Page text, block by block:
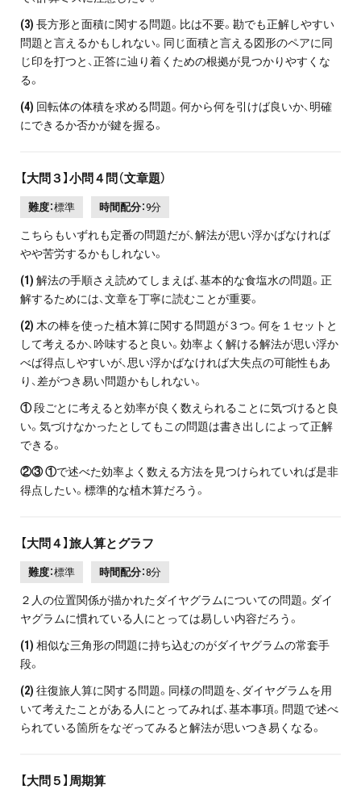
(3) 長方形と面積に関する問題。比は不要。勘でも正解しやすい
問題と言えるかもしれない。同じ面積と言える図形のペアに同
じ印を打つと、正答に辿り着くための根拠が見つかりやすくな
る。
(4) 回転体の体積を求める問題。何から何を引けば良いか、明確
にできるか否かが鍵を握る。
【大問３】小問４問（文章題）
難度：標準 時間配分： 9分
こちらもいずれも定番の問題だが、解法が思い浮かばなければ
やや苦労するかもしれない。
(1) 解法の手順さえ読めてしまえば、基本的な食塩水の問題。正
解するためには、文章を丁寧に読むことが重要。
(2) 木の棒を使った植木算に関する問題が３つ。何を１セットと
して考えるか、吟味すると良い。効率よく解ける解法が思い浮か
べば得点しやすいが、思い浮かばなければ大失点の可能性もあ
り、差がつき易い問題かもしれない。
①段ごとに考えると効率が良く数えられることに気づけると良
い。気づけなかったとしてもこの問題は書き出しによって正解
できる。
②③ ①で述べた効率よく数える方法を見つけられていれば是非
得点したい。標準的な植木算だろう。
【大問４】旅人算とグラフ
難度：標準 時間配分：8分
２人の位置関係が描かれたダイヤグラムについての問題。ダイ
ヤグラムに慣れている人にとっては易しい内容だろう。
(1) 相似な三角形の問題に持ち込むのがダイヤグラムの常套手
段。
(2) 往復旅人算に関する問題。同様の問題を、ダイヤグラムを用
いて考えたことがある人にとってみれば、基本事項。問題で述べ
られている箇所をなぞってみると解法が思いつき易くなる。
【大問５】周期算